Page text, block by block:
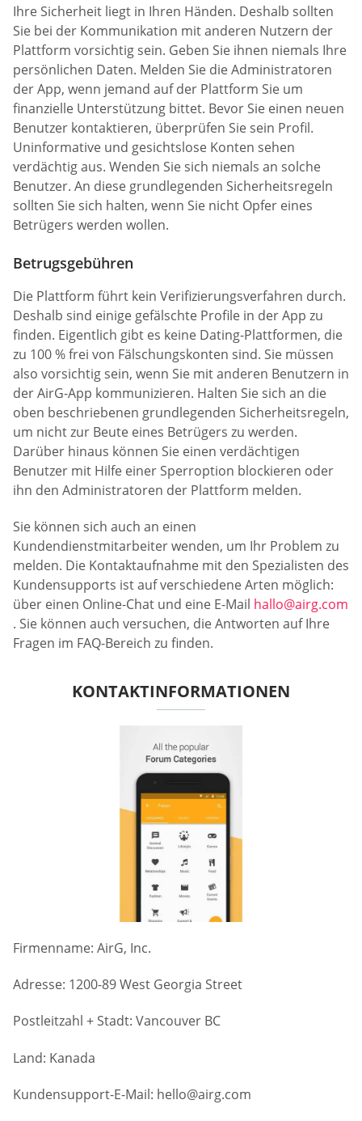
Ihre Sicherheit liegt in Ihren Händen. Deshalb sollten
Sie bei der Kommunikation mit anderen Nutzern der
Plattform vorsichtig sein. Geben Sie ihnen niemals Ihre
persönlichen Daten. Melden Sie die Administratoren
der App, wenn jemand auf der Plattform Sie um
finanzielle Unterstützung bittet. Bevor Sie einen neuen
Benutzer kontaktieren, überprüfen Sie sein Profil.
Uninformative und gesichtslose Konten sehen
verdächtig aus. Wenden Sie sich niemals an solche
Benutzer. An diese grundlegenden Sicherheitsregeln
sollten Sie sich halten, wenn Sie nicht Opfer eines
Betrügers werden wollen.
Betrugsgebühren
Die Plattform führt kein Verifizierungsverfahren durch.
Deshalb sind einige gefälschte Profile in der App zu
finden. Eigentlich gibt es keine Dating-Plattformen, die
zu 100 % frei von Fälschungskonten sind. Sie müssen
also vorsichtig sein, wenn Sie mit anderen Benutzern in
der AirG-App kommunizieren. Halten Sie sich an die
oben beschriebenen grundlegenden Sicherheitsregeln,
um nicht zur Beute eines Betrügers zu werden.
Darüber hinaus können Sie einen verdächtigen
Benutzer mit Hilfe einer Sperroption blockieren oder
ihn den Administratoren der Plattform melden.
Sie können sich auch an einen
Kundendienstmitarbeiter wenden, um Ihr Problem zu
melden. Die Kontaktaufnahme mit den Spezialisten des
Kundensupports ist auf verschiedene Arten möglich:
über einen Online-Chat und eine E-Mail hallo@airg.com
. Sie können auch versuchen, die Antworten auf Ihre
Fragen im FAQ-Bereich zu finden.
KONTAKTINFORMATIONEN
Firmenname: AirG, Inc.
Adresse: 1200-89 West Georgia Street
Postleitzahl + Stadt: Vancouver BC
Land: Kanada
Kundensupport-E-Mail: hello@airg.com